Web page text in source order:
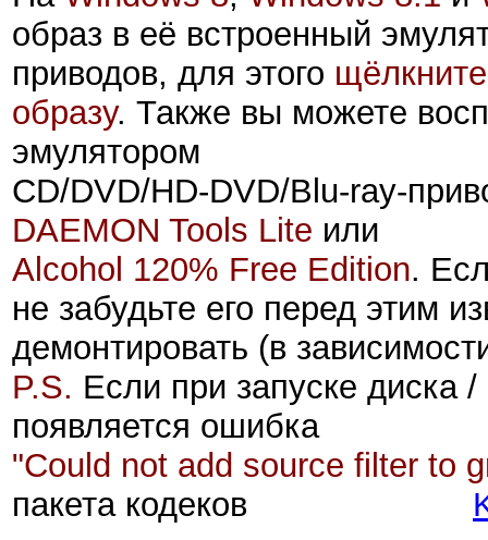
образ в её встроенный
приводов, для этого
образу. Также вы можете
эмулятором
CD/DVD/HD-DVD/Blu-ray-
DAEMON Tools Lite или
Alcohol 120% Free Edition.
не забудьте его перед этим
демонтировать (в
P.S. Если при запуске диска
появляется ошибка
"Could not add source filter to
пакета кодеков